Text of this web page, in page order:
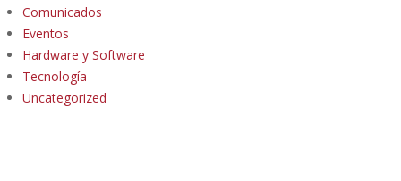
Comunicados
Eventos
Hardware y Software
Tecnología
Uncategorized